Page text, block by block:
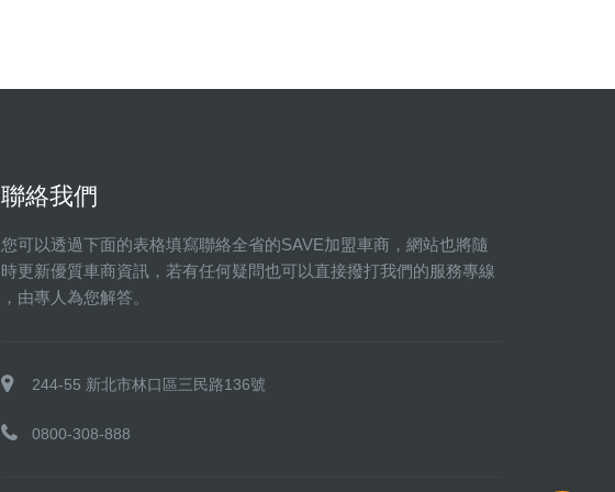
聯絡我們
您可以透過下面的表格填寫聯絡全省的SAVE加盟車商，網站也將隨
時更新優質車商資訊，若有任何疑問也可以直接撥打我們的服務專線
，由專人為您解答。
244-55 新北市林口區三民路136號
0800-308-888